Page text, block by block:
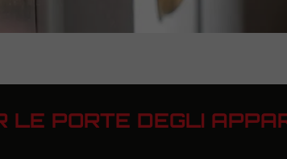
PORTE DEGLI